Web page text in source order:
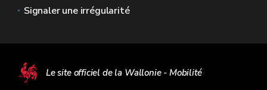
Signaler une irrégularité
Le site officiel de la Wallonie - Mobilité